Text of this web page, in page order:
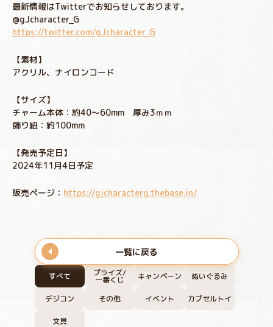
すべて プライズ/
一番くじ キャンペーン ぬいぐるみ
デジコン その他 イベント カプセルトイ
文具
最新情報はTwitterでお知らせしております。
@gJcharacter_G
https://twitter.com/gJcharacter_G
【素材】
アクリル、ナイロンコード
【サイズ】
チャーム本体：約40～60mm 厚み3ｍｍ
飾り紐：約100mm
【発売予定日】
2024年11月4日予定
販売ページ： https://gjcharacterg.thebase.in/
一覧に戻る